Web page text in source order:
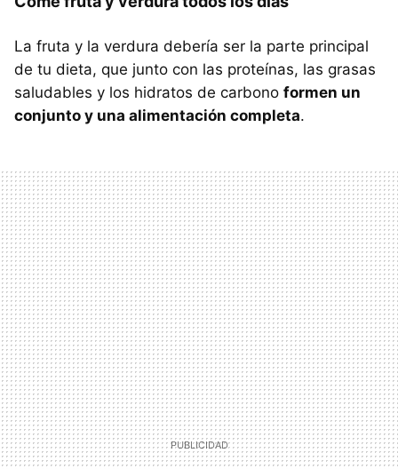
La fruta y la verdura debería ser la parte principal
de tu dieta, que junto con las proteínas, las grasas
saludables y los hidratos de carbono formen un
conjunto y una alimentación completa.